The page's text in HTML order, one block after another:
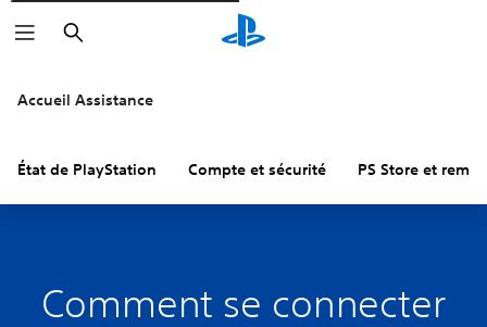
Rechercher
Accueil Assistance
État de PlayStation Compte et sécurité PS Store et
Comment se connecter